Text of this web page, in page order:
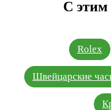
С этим
Rolex
Швейцарские